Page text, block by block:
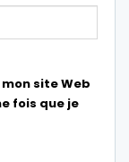
site Web
fois que je